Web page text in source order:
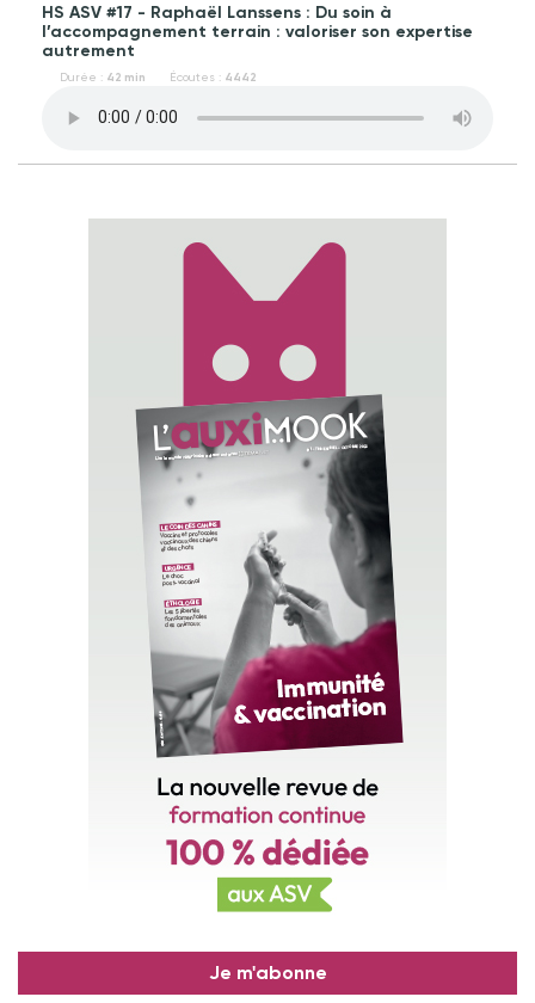
HS ASV #17 - Raphaël Lanssens : Du soin à
l’accompagnement terrain : valoriser son expertise
autrement
Durée : 42 min Écoutes : 4442
Je m'abonne